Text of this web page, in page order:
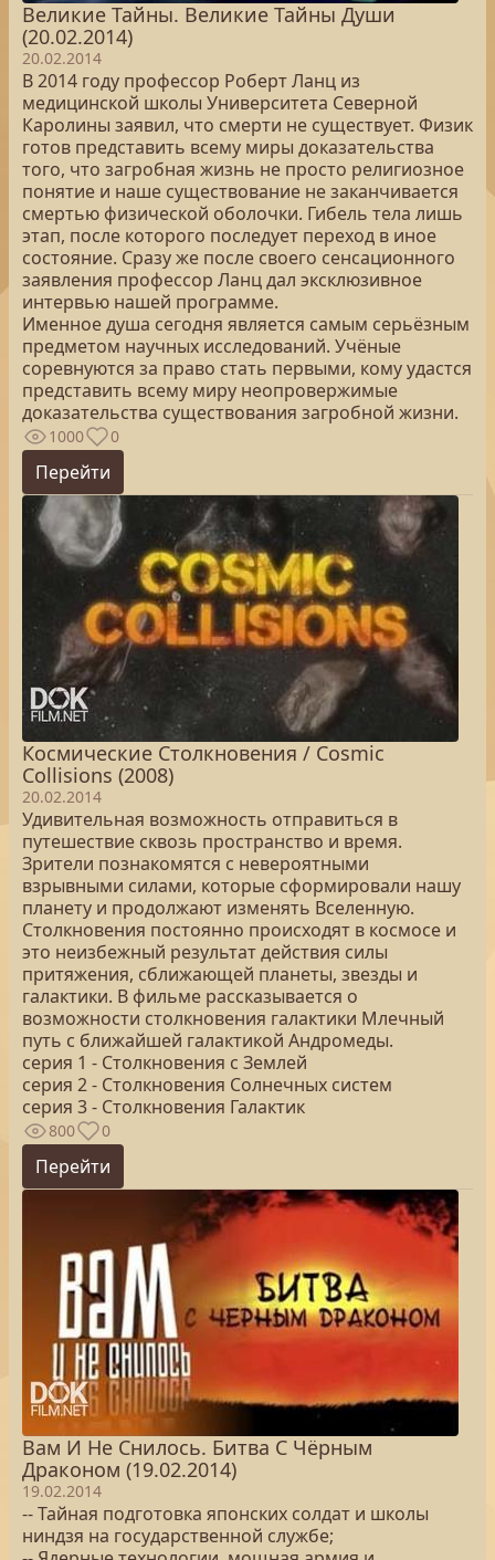
Великие Тайны. Великие Тайны Души
(20.02.2014)
20.02.2014
В 2014 году профессор Роберт Ланц из
медицинской школы Университета Северной
Каролины заявил, что смерти не существует. Физик
готов представить всему миры доказательства
того, что загробная жизнь не просто религиозное
понятие и наше существование не заканчивается
смертью физической оболочки. Гибель тела лишь
этап, после которого последует переход в иное
состояние. Сразу же после своего сенсационного
заявления профессор Ланц дал эксклюзивное
интервью нашей программе.
Именное душа сегодня является самым серьёзным
предметом научных исследований. Учёные
соревнуются за право стать первыми, кому удастся
представить всему миру неопровержимые
доказательства существования загробной жизни.
1000 0
Перейти
Космические Столкновения / Cosmic
Collisions (2008)
20.02.2014
Удивительная возможность отправиться в
путешествие сквозь пространство и время.
Зрители познакомятся с невероятными
взрывными силами, которые сформировали нашу
планету и продолжают изменять Вселенную.
Столкновения постоянно происходят в космосе и
это неизбежный результат действия силы
притяжения, сближающей планеты, звезды и
галактики. В фильме рассказывается о
возможности столкновения галактики Млечный
путь с ближайшей галактикой Андромеды.
серия 1 - Столкновения с Землей
серия 2 - Столкновения Солнечных систем
серия 3 - Столкновения Галактик
800 0
Перейти
Вам И Не Снилось. Битва С Чёрным
Драконом (19.02.2014)
19.02.2014
-- Тайная подготовка японских солдат и школы
ниндзя на государственной службе;